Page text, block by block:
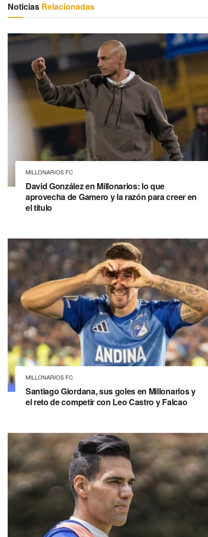
Noticias Relacionadas
MILLONARIOS FC
David González en Millonarios: lo que
aprovecha de Gamero y la razón para creer en
el título
MILLONARIOS FC
Santiago Giordana, sus goles en Millonarios y
el reto de competir con Leo Castro y Falcao